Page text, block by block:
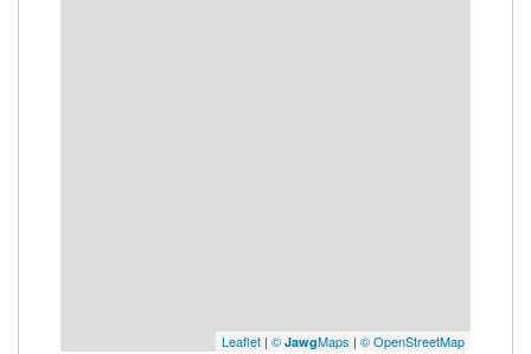
Leaflet | © JawgMaps | © OpenStreetMap